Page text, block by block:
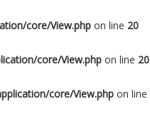
core/View.php on line 20
core/View.php on line 20
core/View.php on line